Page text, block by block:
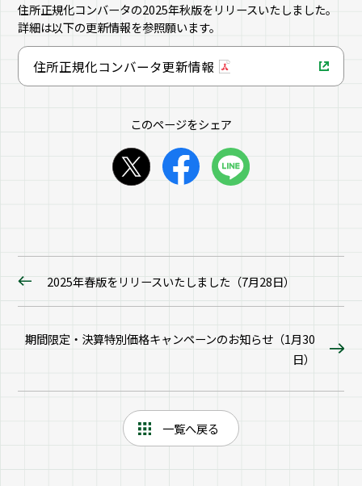
住所正規化コンバータの2025年秋版をリリースいたしました。
詳細は以下の更新情報を参照願います。
住所正規化コンバータ更新情報
このページをシェア
2025年春版をリリースいたしました（7月28日）
期間限定・決算特別価格キャンペーンのお知らせ（1月30
日）
一覧へ戻る